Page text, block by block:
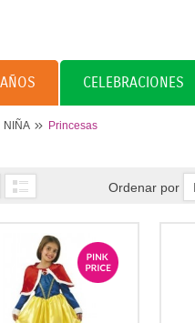
CELEBRACIONES
NIÑA Princesas
Ordenar por